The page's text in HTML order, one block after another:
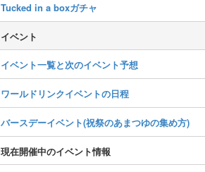
Tucked in a boxガチャ
イベント
イベント一覧と次のイベント予想
ワールドリンクイベントの日程
バースデーイベント(祝祭のあまつゆの集め方)
現在開催中のイベント情報